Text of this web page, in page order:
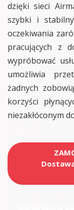
dzięki sieci
szybki i
oczekiwania
pracujących z
wypróbować
umożliwia
żadnych
korzyści
niezakłóconym